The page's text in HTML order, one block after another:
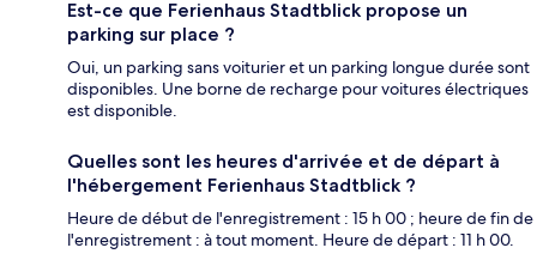
Est-ce que Ferienhaus Stadtblick propose un
parking sur place ?
Oui, un parking sans voiturier et un parking longue durée sont
disponibles. Une borne de recharge pour voitures électriques
est disponible.
Quelles sont les heures d'arrivée et de départ à
l'hébergement Ferienhaus Stadtblick ?
Heure de début de l'enregistrement : 15 h 00 ; heure de fin de
l'enregistrement : à tout moment. Heure de départ : 11 h 00.